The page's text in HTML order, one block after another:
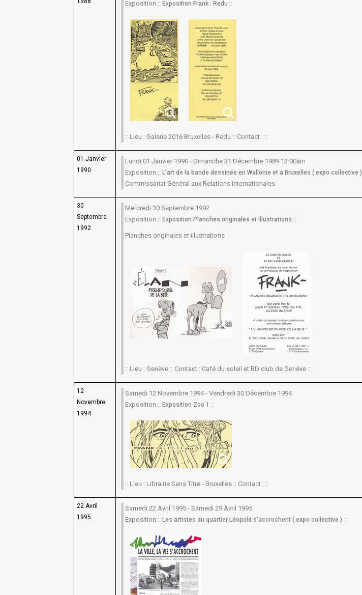
Exposition :: Exposition Frank : Redu ::
:: Lieu : Galerie 2016 Bruxelles - Redu :: Contact : ::
01 Janvier
1990
Lundi 01 Janvier 1990 - Dimanche 31 Décembre 1989 12:00am
Exposition :: L'art de la bande dessinée en Wallonie et à Bruxelles ( expo collective )
Commissariat Général aux Relations Internationales
30
Septembre
1992
Mercredi 30 Septembre 1992
Exposition :: Exposition Planches originales et illustrations ::
Planches originales et illustrations
:: Lieu : Genève :: Contact : Café du soleil et BD club de Genève ::
12
Novembre
1994
Samedi 12 Novembre 1994 - Vendredi 30 Décembre 1994
Exposition :: Exposition Zoo 1 ::
:: Lieu : Librairie Sans Titre - Bruxelles :: Contact : ::
22 Avril
1995
Samedi 22 Avril 1995 - Samedi 29 Avril 1995
Exposition :: Les artistes du quartier Léopold s'accrochent ( expo collective ) ::